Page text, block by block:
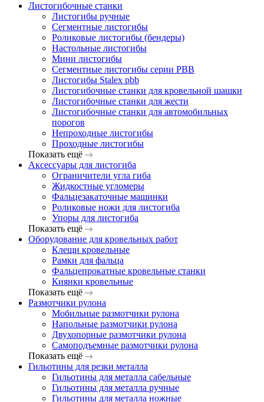
Листогибочные станки
Листогибы ручные
Сегментные листогибы
Роликовые листогибы (бендеры)
Настольные листогибы
Мини листогибы
Сегментные листогибы серии PBB
Листогибы Stalex pbb
Листогибочные станки для кровельной шашки
Листогибочные станки для жести
Листогибочные станки для автомобильных
порогов
Непроходные листогибы
Проходные листогибы
Показать ещё
Аксессуары для листогиба
Ограничители угла гиба
Жидкостные угломеры
Фальцезакаточные машинки
Роликовые ножи для листогиба
Упоры для листогиба
Показать ещё
Оборудование для кровельных работ
Клещи кровельные
Рамки для фальца
Фальцепрокатные кровельные станки
Киянки кровельные
Показать ещё
Размотчики рулона
Мобильные размотчики рулона
Напольные размотчики рулона
Двухопорные размотчики рулона
Самоподъемные размотчики рулона
Показать ещё
Гильотины для резки металла
Гильотины для металла сабельные
Гильотины для металла ручные
Гильотины для металла ножные